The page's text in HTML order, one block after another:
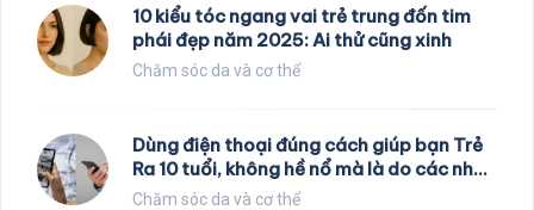
10 kiểu tóc ngang vai trẻ trung đốn tim
phái đẹp năm 2025: Ai thử cũng xinh
Chăm sóc da và cơ thể
Dùng điện thoại đúng cách giúp bạn Trẻ
Ra 10 tuổi, không hề nổ mà là do các nhà
khoa học nghiên cứu
Chăm sóc da và cơ thể